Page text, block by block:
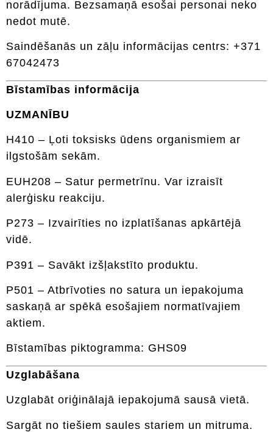
norādījuma. Bezsamaņā esošai personai neko
nedot mutē.
Saindēšanās un zāļu informācijas centrs: +371
67042473
Bīstamības informācija
UZMANĪBU
H410 – Ļoti toksisks ūdens organismiem ar
ilgstošām sekām.
EUH208 – Satur permetrīnu. Var izraisīt
alerģisku reakciju.
P273 – Izvairīties no izplatīšanas apkārtējā
vidē.
P391 – Savākt izšļakstīto produktu.
P501 – Atbrīvoties no satura un iepakojuma
saskaņā ar spēkā esošajiem normatīvajiem
aktiem.
Bīstamības piktogramma: GHS09
Uzglabāšana
Uzglabāt oriģinālajā iepakojumā sausā vietā.
Sargāt no tiešiem saules stariem un mitruma.